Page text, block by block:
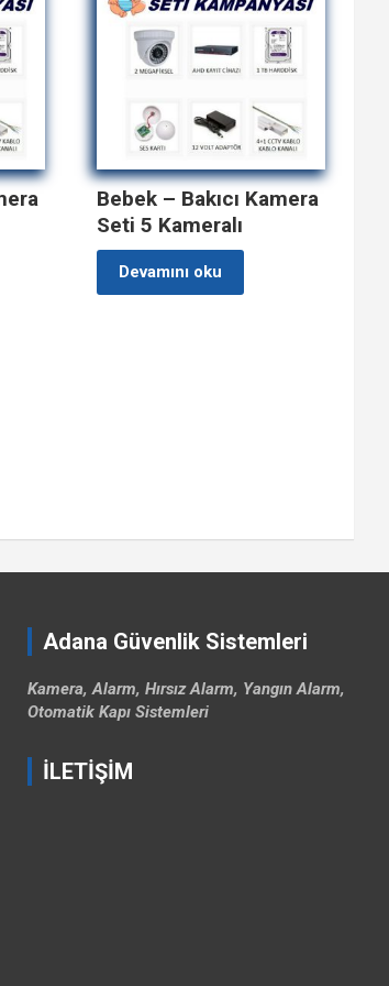
Bebek – Bakıcı Kamera
Seti 5 Kameralı
Devamını oku
Adana Güvenlik Sistemleri
Kamera, Alarm, Hırsız Alarm, Yangın Alarm,
Otomatik Kapı Sistemleri
İLETİŞİM